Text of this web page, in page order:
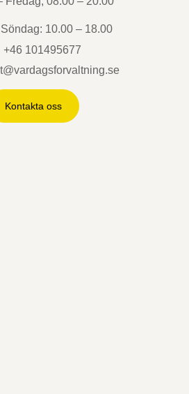
10.00 – 18.00
+46 101495677
Kontakta oss